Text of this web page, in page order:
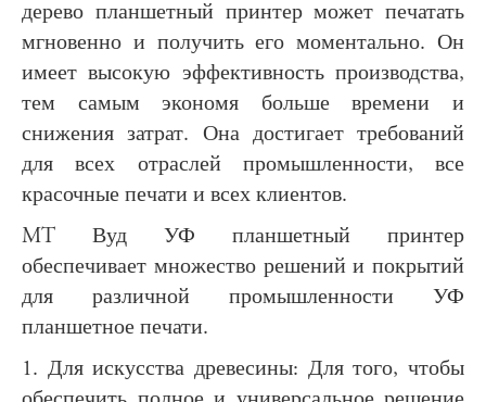
дерево планшетный принтер может печатать
мгновенно и получить его моментально. Он
имеет высокую эффективность производства,
тем самым экономя больше времени и
снижения затрат. Она достигает требований
для всех отраслей промышленности, все
красочные печати и всех клиентов.
MT Вуд УФ планшетный принтер
обеспечивает множество решений и покрытий
для различной промышленности УФ
планшетное печати.
1. Для искусства древесины: Для того, чтобы